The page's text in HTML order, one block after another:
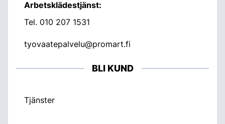
Arbetsklädestjänst:
Tel. 010 207 1531
tyovaatepalvelu@promart.fi
BLI KUND
Tjänster